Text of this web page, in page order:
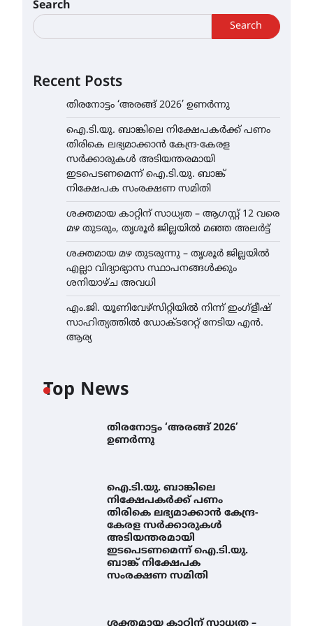
Search
Search
Recent Posts
തിരനോട്ടം ‘അരങ്ങ് 2026’ ഉണർന്നു
ഐ.ടി.യു. ബാങ്കിലെ നിക്ഷേപകർക്ക് പണം
തിരികെ ലഭ്യമാക്കാൻ കേന്ദ്ര-കേരള
സർക്കാരുകൾ അടിയന്തരമായി
ഇടപെടണമെന്ന് ഐ.ടി.യു. ബാങ്ക്
നിക്ഷേപക സംരക്ഷണ സമിതി
ശക്തമായ കാറ്റിന് സാധ്യത – ആഗസ്റ്റ് 12 വരെ
മഴ തുടരും, തൃശൂർ ജില്ലയിൽ മഞ്ഞ അലർട്ട്
ശക്തമായ മഴ തുടരുന്നു – തൃശൂർ ജില്ലയിൽ
എല്ലാ വിദ്യാഭ്യാസ സ്ഥാപനങ്ങൾക്കും
ശനിയാഴ്ച അവധി
എം.ജി. യൂണിവേഴ്‌സിറ്റിയിൽ നിന്ന് ഇംഗ്ളീഷ്
സാഹിത്യത്തിൽ ഡോക്ടറേറ്റ് നേടിയ എൻ.
ആര്യ
Top News
തിരനോട്ടം ‘അരങ്ങ് 2026’
ഉണർന്നു
ഐ.ടി.യു. ബാങ്കിലെ
നിക്ഷേപകർക്ക് പണം
തിരികെ ലഭ്യമാക്കാൻ കേന്ദ്ര-
കേരള സർക്കാരുകൾ
അടിയന്തരമായി
ഇടപെടണമെന്ന് ഐ.ടി.യു.
ബാങ്ക് നിക്ഷേപക
സംരക്ഷണ സമിതി